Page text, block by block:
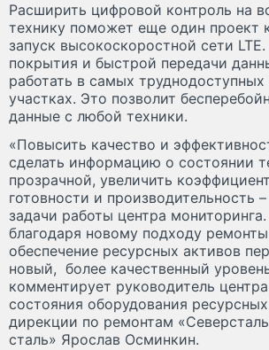
Расширить цифровой контроль на
технику поможет еще один проект
запуск высокоскоростной сети
покрытия и быстрой передачи
работать в самых труднодоступных
участках. Это позволит
данные с любой техники.
«Повысить качество и
сделать информацию о состоянии
прозрачной, увеличить
готовности и производительность
задачи работы центра мониторинга.
благодаря новому подходу
обеспечение ресурсных активов
новый, более качественный
комментирует руководитель
состояния оборудования
дирекции по ремонтам
сталь» Ярослав Осминкин.